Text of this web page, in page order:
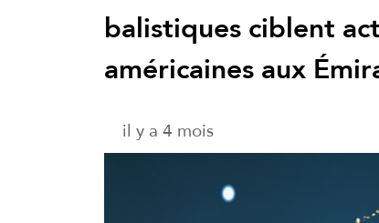
balistiques ciblent
américaines aux
il y a 4 mois